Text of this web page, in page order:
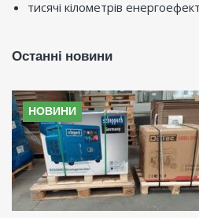
тисячі кілометрів
Останні новини
НОВИНИ